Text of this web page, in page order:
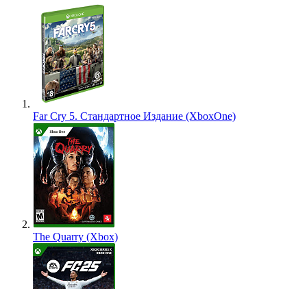
Far Cry 5. Стандартное Издание (XboxOne)
The Quarry (Xbox)